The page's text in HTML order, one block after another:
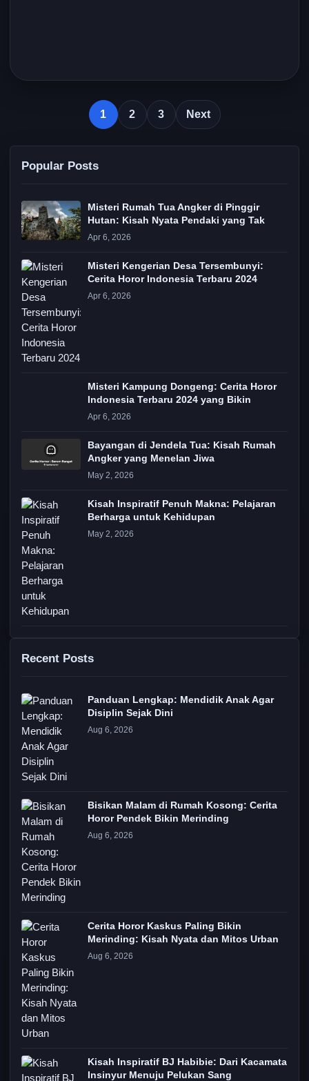
1 2 3 Next
Popular Posts
Misteri Rumah Tua Angker di Pinggir
Hutan: Kisah Nyata Pendaki yang Tak
Apr 6, 2026
Misteri Kengerian Desa Tersembunyi:
Cerita Horor Indonesia Terbaru 2024
Apr 6, 2026
Misteri Kampung Dongeng: Cerita Horor
Indonesia Terbaru 2024 yang Bikin
Apr 6, 2026
Bayangan di Jendela Tua: Kisah Rumah
Angker yang Menelan Jiwa
May 2, 2026
Kisah Inspiratif Penuh Makna: Pelajaran
Berharga untuk Kehidupan
May 2, 2026
Recent Posts
Panduan Lengkap: Mendidik Anak Agar
Disiplin Sejak Dini
Aug 6, 2026
Bisikan Malam di Rumah Kosong: Cerita
Horor Pendek Bikin Merinding
Aug 6, 2026
Cerita Horor Kaskus Paling Bikin
Merinding: Kisah Nyata dan Mitos Urban
Aug 6, 2026
Kisah Inspiratif BJ Habibie: Dari Kacamata
Insinyur Menuju Pelukan Sang